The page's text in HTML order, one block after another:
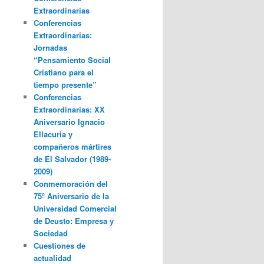
Extraordinarias
Conferencias
Extraordinarias:
Jornadas
“Pensamiento Social
Cristiano para el
tiempo presente”
Conferencias
Extraordinarias: XX
Aniversario Ignacio
Ellacuria y
compañeros mártires
de El Salvador (1989-
2009)
Conmemoración del
75º Aniversario de la
Universidad Comercial
de Deusto: Empresa y
Sociedad
Cuestiones de
actualidad